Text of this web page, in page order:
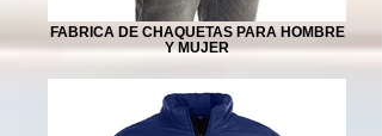
FABRICA DE CHAQUETAS PARA HOMBRE
Y MUJER